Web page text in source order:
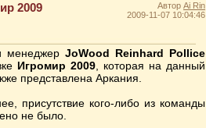
2009 Автор Ai Rin
2009-11-07 10:04:46
менеджер JoWood Reinhard Pollice
Игромир 2009, которая на данный
представлена Аркания.
присутствие кого-либо из команды
не было.